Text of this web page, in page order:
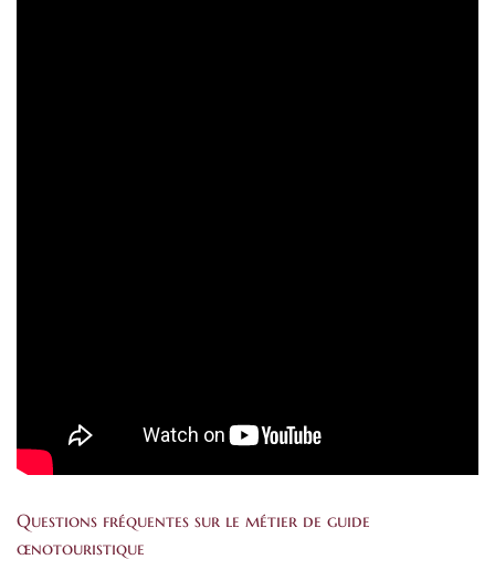
Questions fréquentes sur le métier de guide
œnotouristique